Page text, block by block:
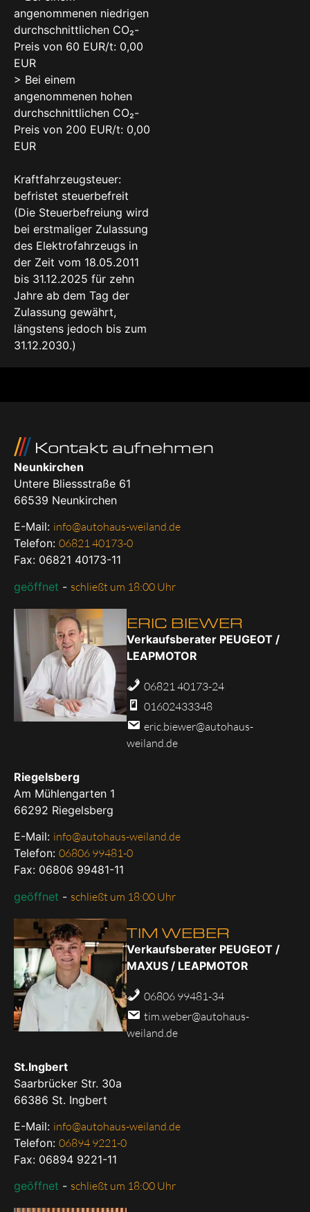
angenommenen niedrigen
durchschnittlichen CO₂-
Preis von 60 EUR/t: 0,00
EUR
> Bei einem
angenommenen hohen
durchschnittlichen CO₂-
Preis von 200 EUR/t: 0,00
EUR
Kraftfahrzeugsteuer:
befristet steuerbefreit
(Die Steuerbefreiung wird
bei erstmaliger Zulassung
des Elektrofahrzeugs in
der Zeit vom 18.05.2011
bis 31.12.2025 für zehn
Jahre ab dem Tag der
Zulassung gewährt,
längstens jedoch bis zum
31.12.2030.)
Kontakt aufnehmen
Neunkirchen
Untere Bliessstraße 61
66539 Neunkirchen
E-Mail: info@autohaus-weiland.de
Telefon: 06821 40173-0
Fax: 06821 40173-11
geöffnet - schließt um 18:00 Uhr
ERIC BIEWER
Verkaufsberater PEUGEOT /
LEAPMOTOR
06821 40173-24
01602433348
eric.biewer@autohaus-
weiland.de
Riegelsberg
Am Mühlengarten 1
66292 Riegelsberg
E-Mail: info@autohaus-weiland.de
Telefon: 06806 99481-0
Fax: 06806 99481-11
geöffnet - schließt um 18:00 Uhr
TIM WEBER
Verkaufsberater PEUGEOT /
MAXUS / LEAPMOTOR
06806 99481-34
tim.weber@autohaus-
weiland.de
St.Ingbert
Saarbrücker Str. 30a
66386 St. Ingbert
E-Mail: info@autohaus-weiland.de
Telefon: 06894 9221-0
Fax: 06894 9221-11
geöffnet - schließt um 18:00 Uhr